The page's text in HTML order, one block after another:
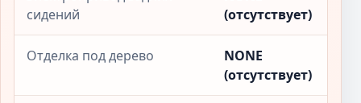
сидений
(отсутствует)
Отделка под дерево
NONE
(отсутствует)